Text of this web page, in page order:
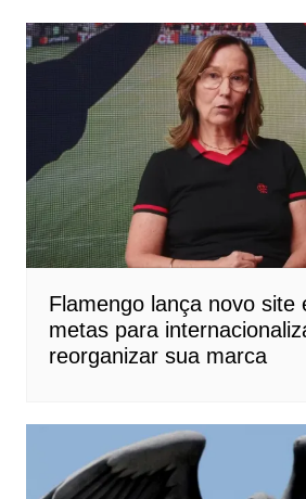
Flamengo lança novo site
metas para
reorganizar sua marca